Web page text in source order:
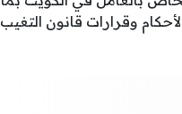
وقرارات قانون التغيب